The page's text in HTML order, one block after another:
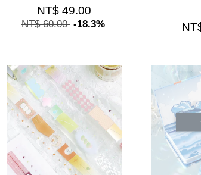
NT$ 49.00
NT$ 60.00 -18.3%